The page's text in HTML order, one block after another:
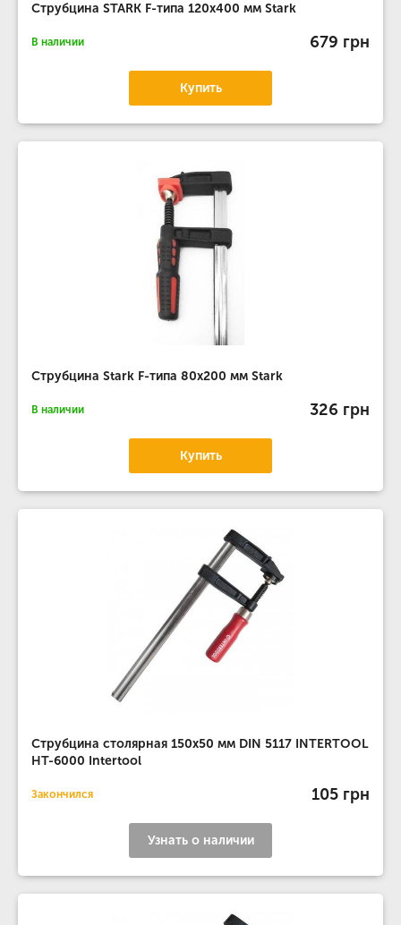
Струбцина STARK F-типа 120х400 мм Stark
В наличии 679 грн
Купить
Струбцина Stark F-типа 80х200 мм Stark
В наличии 326 грн
Купить
Струбцина столярная 150x50 мм DIN 5117 INTERTOOL
HT-6000 Intertool
Закончился 105 грн
Узнать о наличии